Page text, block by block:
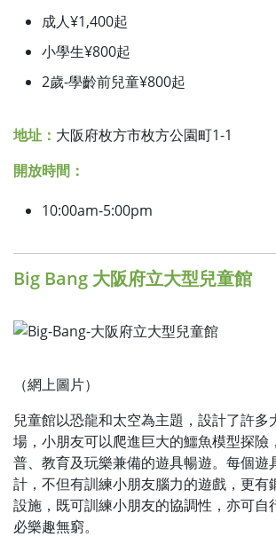
成人¥1,400起
小學生¥800起
2歲-學齡前兒童¥800起
地址： 大阪府枚方市枚方公園町1-1
開放時間：
10:00am-5:00pm
Big Bang 大阪府立大型兒童館
（網上圖片）
兒童館以恐龍和太空為主題，設計了許多
場，小朋友可以爬進巨大的鱷魚模型探險
普、教育及玩樂兼備的遊具暢遊。每個遊
計，不但有訓練小朋友腦力的遊戲，更有
設施，既可訓練小朋友的協調性，亦可自
必樂趣無窮。